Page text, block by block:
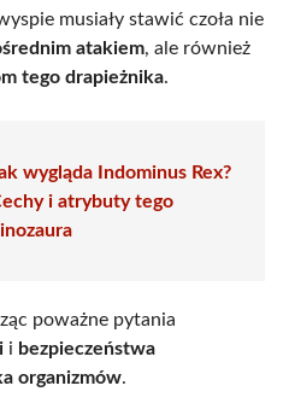
musiały stawić czoła nie
atakiem, ale również
tego drapieżnika.
wygląda Indominus Rex?
i atrybuty tego
poważne pytania
i bezpieczeństwa
organizmów.